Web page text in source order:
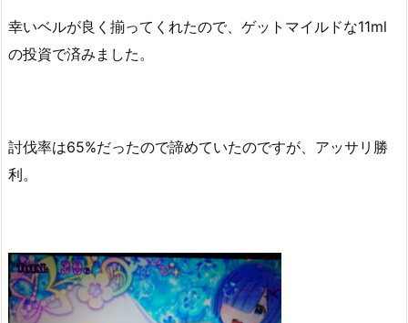
幸いベルが良く揃ってくれたので、ゲットマイルドな11ml
の投資で済みました。
討伐率は65%だったので諦めていたのですが、アッサリ勝
利。